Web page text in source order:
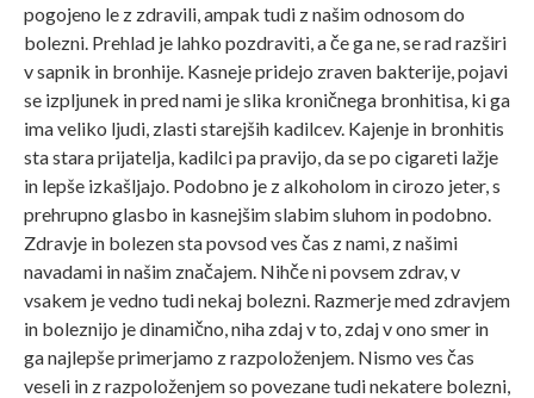
pogojeno le z zdravili, ampak tudi z našim odnosom do
bolezni. Prehlad je lahko pozdraviti, a če ga ne, se rad razširi
v sapnik in bronhije. Kasneje pridejo zraven bakterije, pojavi
se izpljunek in pred nami je slika kroničnega bronhitisa, ki ga
ima veliko ljudi, zlasti starejših kadilcev. Kajenje in bronhitis
sta stara prijatelja, kadilci pa pravijo, da se po cigareti lažje
in lepše izkašljajo. Podobno je z alkoholom in cirozo jeter, s
prehrupno glasbo in kasnejšim slabim sluhom in podobno.
Zdravje in bolezen sta povsod ves čas z nami, z našimi
navadami in našim značajem. Nihče ni povsem zdrav, v
vsakem je vedno tudi nekaj bolezni. Razmerje med zdravjem
in boleznijo je dinamično, niha zdaj v to, zdaj v ono smer in
ga najlepše primerjamo z razpoloženjem. Nismo ves čas
veseli in z razpoloženjem so povezane tudi nekatere bolezni,